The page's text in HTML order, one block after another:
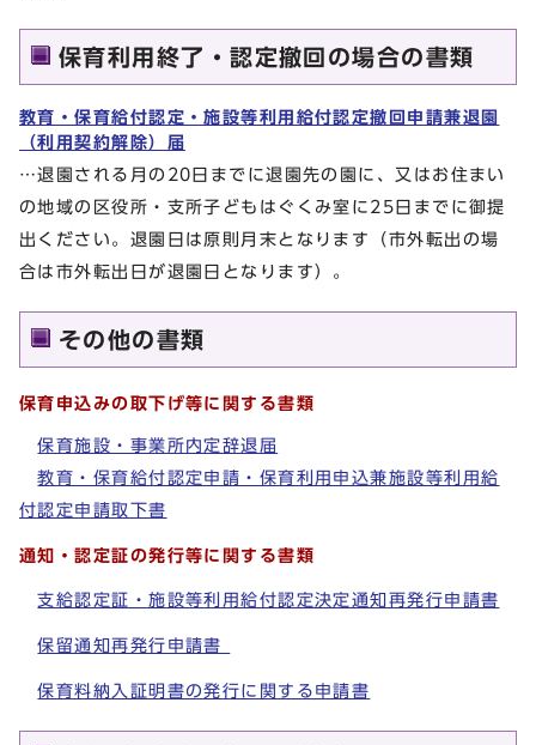
保育利用終了・認定撤回の場合の書類
教育・保育給付認定・施設等利用給付認定撤回申請兼退園
（利用契約解除）届
…退園される月の20日までに退園先の園に、又はお住まい
の地域の区役所・支所子どもはぐくみ室に25日までに御提
出ください。退園日は原則月末となります（市外転出の場
合は市外転出日が退園日となります）。
その他の書類
保育申込みの取下げ等に関する書類
保育施設・事業所内定辞退届
教育・保育給付認定申請・保育利用申込兼施設等利用給
付認定申請取下書
通知・認定証の発行等に関する書類
支給認定証・施設等利用給付認定決定通知再発行申請書
保留通知再発行申請書
保育料納入証明書の発行に関する申請書